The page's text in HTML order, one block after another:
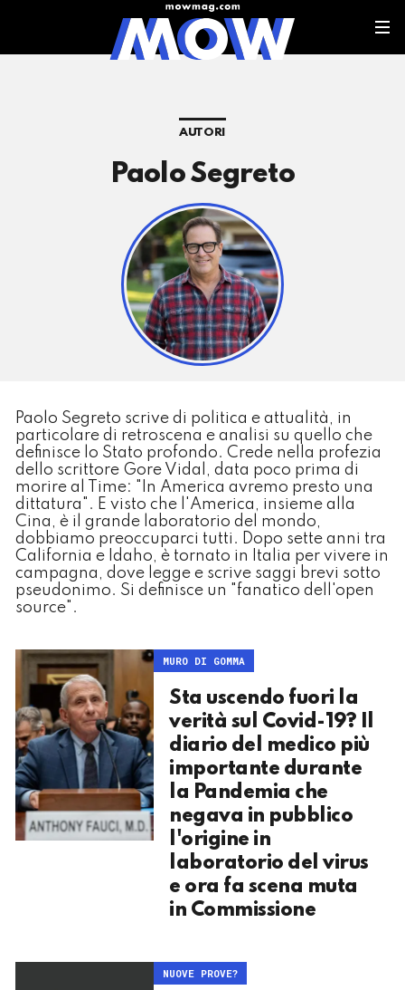
AUTORI
Paolo Segreto
Paolo Segreto scrive di politica e attualità, in
particolare di retroscena e analisi su quello che
definisce lo Stato profondo. Crede nella profezia
dello scrittore Gore Vidal, data poco prima di
morire al Time: "In America avremo presto una
dittatura". E visto che l'America, insieme alla
Cina, è il grande laboratorio del mondo,
dobbiamo preoccuparci tutti. Dopo sette anni tra
California e Idaho, è tornato in Italia per vivere in
campagna, dove legge e scrive saggi brevi sotto
pseudonimo. Si definisce un "fanatico dell'open
source".
MURO DI GOMMA
Sta uscendo fuori la
verità sul Covid-19? Il
diario del medico più
importante durante
la Pandemia che
negava in pubblico
l'origine in
laboratorio del virus
e ora fa scena muta
in Commissione
NUOVE PROVE?